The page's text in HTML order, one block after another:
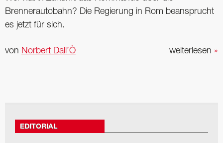
Brennerautobahn? Die Regierung in Rom beansprucht
es jetzt für sich.
weiterlesen »
von Norbert Dall’Ò
EDITORIAL